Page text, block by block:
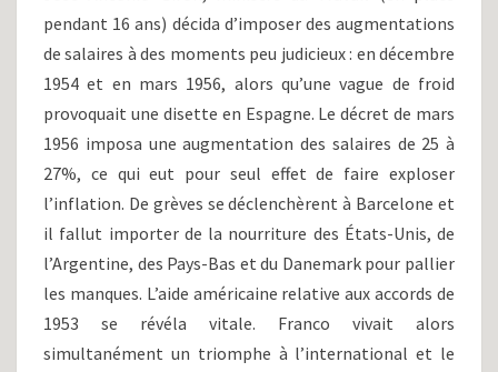
pendant 16 ans) décida d’imposer des augmentations
de salaires à des moments peu judicieux : en décembre
1954 et en mars 1956, alors qu’une vague de froid
provoquait une disette en Espagne. Le décret de mars
1956 imposa une augmentation des salaires de 25 à
27%, ce qui eut pour seul effet de faire exploser
l’inflation. De grèves se déclenchèrent à Barcelone et
il fallut importer de la nourriture des États-Unis, de
l’Argentine, des Pays-Bas et du Danemark pour pallier
les manques. L’aide américaine relative aux accords de
1953 se révéla vitale. Franco vivait alors
simultanément un triomphe à l’international et le